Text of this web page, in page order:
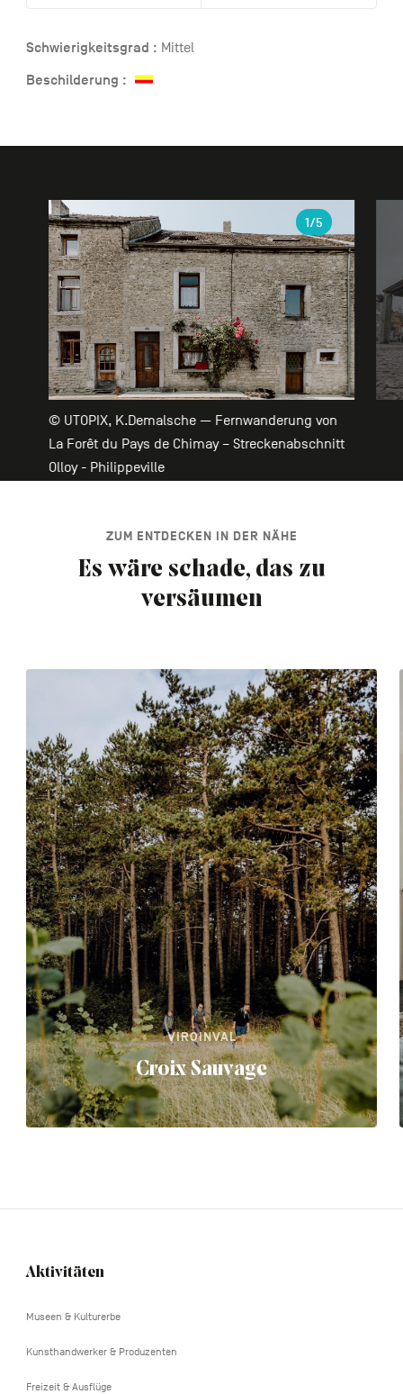
Schwierigkeitsgrad : Mittel
Beschilderung :
Galerie
© UTOPIX, K.Demalsche — Fernwanderung von
La Forêt du Pays de Chimay – Streckenabschnitt
Olloy - Philippeville
1/5
ZUM ENTDECKEN IN DER NÄHE
Es wäre schade, das zu
versäumen
VIROINVAL
Croix Sauvage
Navigation
Aktivitäten
Museen & Kulturerbe
Kunsthandwerker & Produzenten
Freizeit & Ausflüge